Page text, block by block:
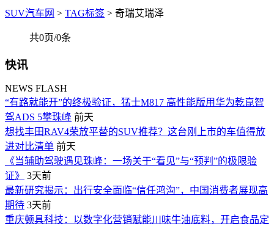
SUV汽车网 > TAG标签 > 奇瑞艾瑞泽
共0页/0条
快讯
NEWS FLASH
“有路就能开”的终极验证，猛士M817 高性能版用华为乾崑智
驾ADS 5攀珠峰 前天
想找丰田RAV4荣放平替的SUV推荐？这台刚上市的车值得放
进对比清单 前天
《当辅助驾驶遇见珠峰：一场关于“看见”与“预判”的极限验
证》
3天前
最新研究揭示：出行安全面临“信任鸿沟”，中国消费者展现高
期待 3天前
重庆顿具科技：以数字化营销赋能川味牛油底料，开启食品定